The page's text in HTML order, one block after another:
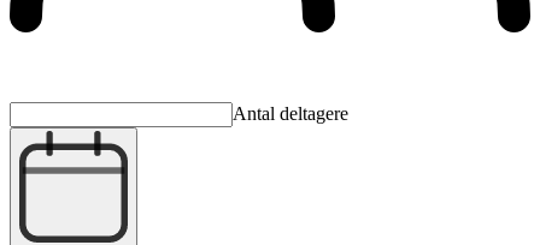
Antal deltagere